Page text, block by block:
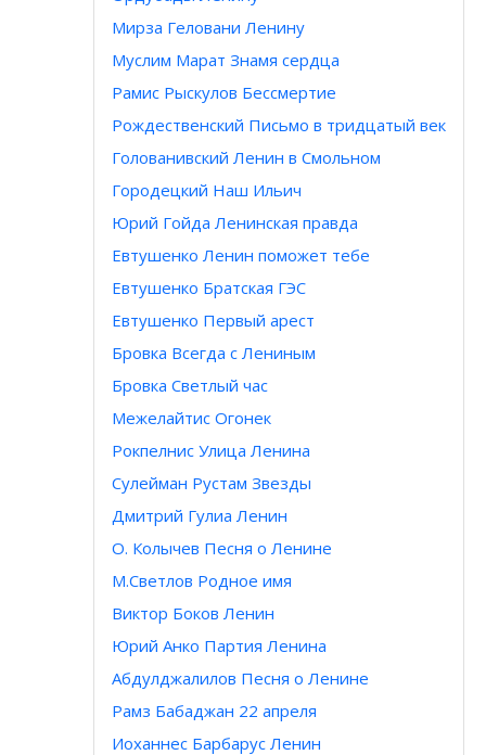
Мирза Геловани Ленину
Муслим Марат Знамя сердца
Рамис Рыскулов Бессмертие
Рождественский Письмо в тридцатый век
Голованивский Ленин в Смольном
Городецкий Наш Ильич
Юрий Гойда Ленинская правда
Евтушенко Ленин поможет тебе
Евтушенко Братская ГЭС
Евтушенко Первый арест
Бровка Всегда с Лениным
Бровка Светлый час
Межелайтис Огонек
Рокпелнис Улица Ленина
Сулейман Рустам Звезды
Дмитрий Гулиа Ленин
О. Колычев Песня о Ленине
М.Светлов Родное имя
Виктор Боков Ленин
Юрий Анко Партия Ленина
Абдулджалилов Песня о Ленине
Рамз Бабаджан 22 апреля
Иоханнес Барбарус Ленин